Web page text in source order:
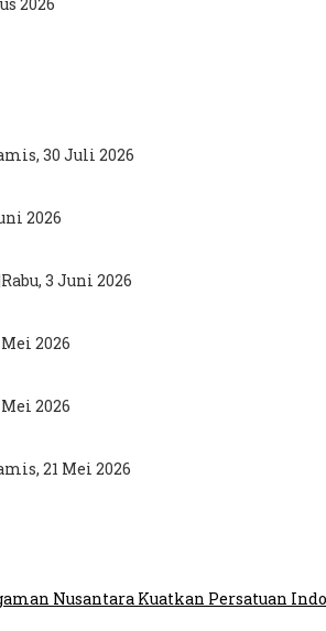
30 Juli 2026
2026
Rabu, 3 Juni 2026
2026
2026
21 Mei 2026
Nusantara Kuatkan Persatuan